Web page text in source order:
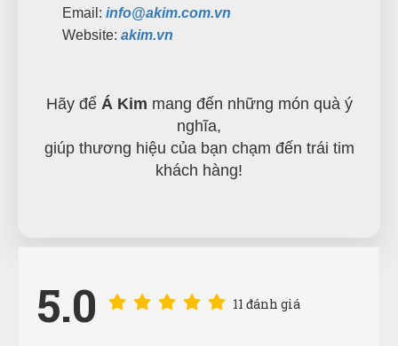
Email: info@akim.com.vn
Website: akim.vn
Hãy để Á Kim mang đến những món quà ý
nghĩa,
giúp thương hiệu của bạn chạm đến trái tim
khách hàng!
5.0 11 đánh giá